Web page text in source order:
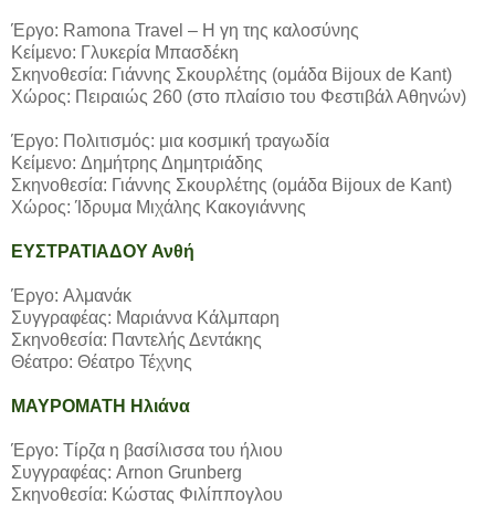
Έργο: Ramona Travel – Η γη της καλοσύνης
Κείμενο: Γλυκερία Μπασδέκη
Σκηνοθεσία: Γιάννης Σκουρλέτης (ομάδα Bijoux de Kant)
Χώρος: Πειραιώς 260 (στο πλαίσιο του Φεστιβάλ Αθηνών)
Έργο: Πολιτισμός: μια κοσμική τραγωδία
Κείμενο: Δημήτρης Δημητριάδης
Σκηνοθεσία: Γιάννης Σκουρλέτης (ομάδα Bijoux de Kant)
Χώρος: Ίδρυμα Μιχάλης Κακογιάννης
ΕΥΣΤΡΑΤΙΑΔΟΥ Ανθή
Έργο: Αλμανάκ
Συγγραφέας: Μαριάννα Κάλμπαρη
Σκηνοθεσία: Παντελής Δεντάκης
Θέατρο: Θέατρο Τέχνης
ΜΑΥΡΟΜΑΤΗ Ηλιάνα
Έργο: Τίρζα η βασίλισσα του ήλιου
Συγγραφέας: Arnon Grunberg
Σκηνοθεσία: Κώστας Φιλίππογλου